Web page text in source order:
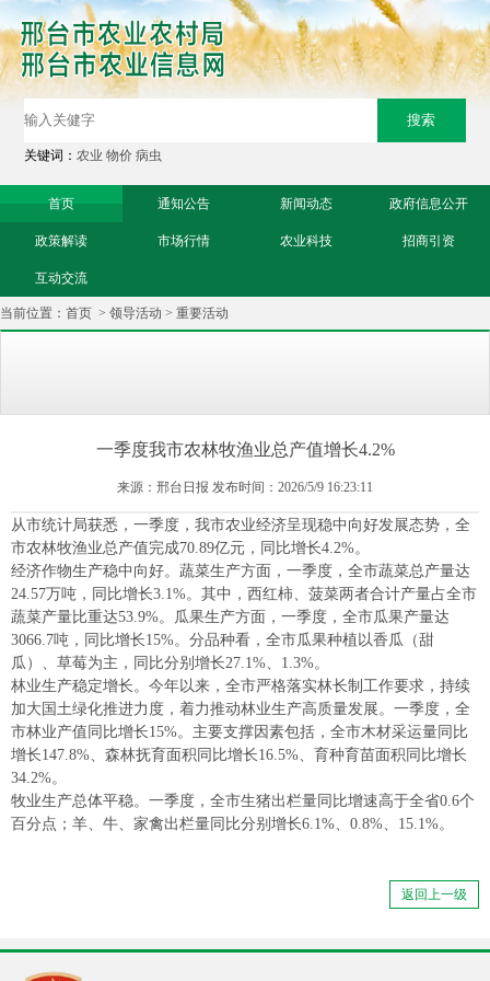
关键词：农业 物价 病虫
首页 通知公告 新闻动态 政府信息公开
政策解读 市场行情 农业科技 招商引资
互动交流
当前位置： 首页 > 领导活动 > 重要活动
一季度我市农林牧渔业总产值增长4.2%
来源：邢台日报 发布时间：2026/5/9 16:23:11
从市统计局获悉，一季度，我市农业经济呈现稳中向好发展态势，全
市农林牧渔业总产值完成70.89亿元，同比增长4.2%。
经济作物生产稳中向好。蔬菜生产方面，一季度，全市蔬菜总产量达
24.57万吨，同比增长3.1%。其中，西红柿、菠菜两者合计产量占全市
蔬菜产量比重达53.9%。瓜果生产方面，一季度，全市瓜果产量达
3066.7吨，同比增长15%。分品种看，全市瓜果种植以香瓜（甜
瓜）、草莓为主，同比分别增长27.1%、1.3%。
林业生产稳定增长。今年以来，全市严格落实林长制工作要求，持续
加大国土绿化推进力度，着力推动林业生产高质量发展。一季度，全
市林业产值同比增长15%。主要支撑因素包括，全市木材采运量同比
增长147.8%、森林抚育面积同比增长16.5%、育种育苗面积同比增长
34.2%。
牧业生产总体平稳。一季度，全市生猪出栏量同比增速高于全省0.6个
百分点；羊、牛、家禽出栏量同比分别增长6.1%、0.8%、15.1%。
返回上一级